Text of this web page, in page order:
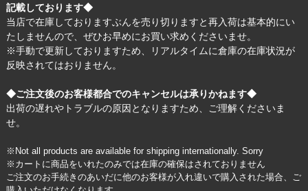
記載しております◆
当店で在庫しておりますぶんを売り切りますと再入荷は基本的にい
たしませんので、ぜひお早めにお買い求めくださいませ。
※手動で更新しておりますため、リアルタイムに倉庫の在庫状況が
反映されてはおりません。
◆ご注文後のお客様都合でのキャンセルは承りかねます◆
出荷の遅れやトラブルの原因となりますため、ご理解くださいま
せ。
※Not all products are available for shipping internationally. Sorry
※カートに商品をいれたのみでは在庫の確保はされておりません
ご注文のお手続きのあいだに他のお客様が入れ違いで購入された場合、ご